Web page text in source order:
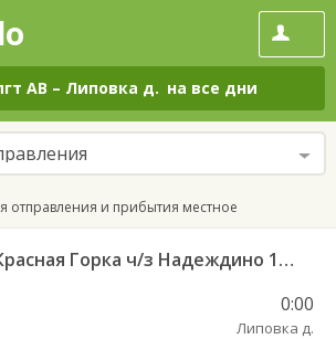
АВ – Липовка д. на все дни
отправления и прибытия местное
Воротынец — Красная Горка ч/з Надеждино 103
0:00
Липовка д.